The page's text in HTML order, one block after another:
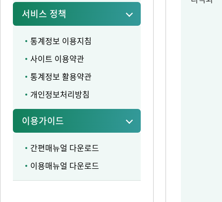
서비스 정책
통계정보 이용지침
사이트 이용약관
통계정보 활용약관
개인정보처리방침
이용가이드
간편매뉴얼 다운로드
이용매뉴얼 다운로드